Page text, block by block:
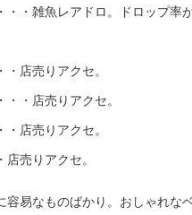
・・雑魚レアドロ。ドロップ率
店売りアクセ。
・店売りアクセ。
店売りアクセ。
売りアクセ。
容易なものばかり。おしゃれな